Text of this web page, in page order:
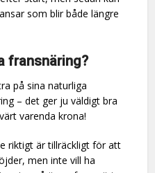
som blir både längre
fransnäring?
på sina naturliga
– det ger ju väldigt bra
varenda krona!
riktigt är tillräckligt för att
men inte vill ha